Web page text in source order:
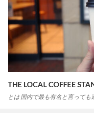
THE LOCAL COFFEE
とは 国内で最も有名と言っても